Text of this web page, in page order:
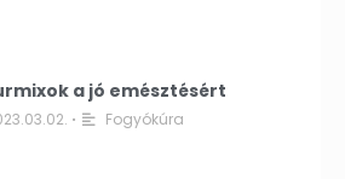
a jó emésztésért
• Fogyókúra